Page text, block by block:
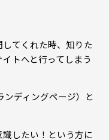
てくれた時、知りた
トへと行ってしまう
ディングページ）と
したい！ という方に